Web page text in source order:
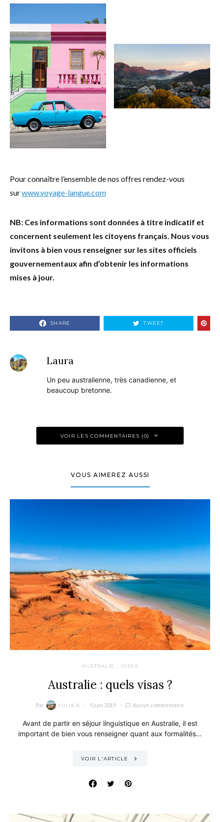
Pour connaître l’ensemble de nos offres rendez-vous
surwww.voyage-langue.com
NB: Ces informations sont données à titre indicatif et
concernent seulement les citoyens français. Nous vous
invitons à bien vous renseigner sur les sites officiels
gouvernementaux afin d’obtenir les informations
mises à jour.
SHARE TWEET
Laura
Un peu australienne, très canadienne, et
beaucoup bretonne.
VOIR LES COMMENTAIRES (0)
VOUS AIMEREZ AUSSI
AUSTRALIE VISAS
Australie : quels visas ?
Par JULIEN 5 juin 2019 Aucun commentaire
Avant de partir en séjour linguistique en Australie, il est
important de bien vous renseigner quant aux formalités…
VOIR L'ARTICLE